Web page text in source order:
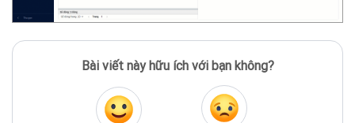
Bài viết này hữu ích với bạn không?